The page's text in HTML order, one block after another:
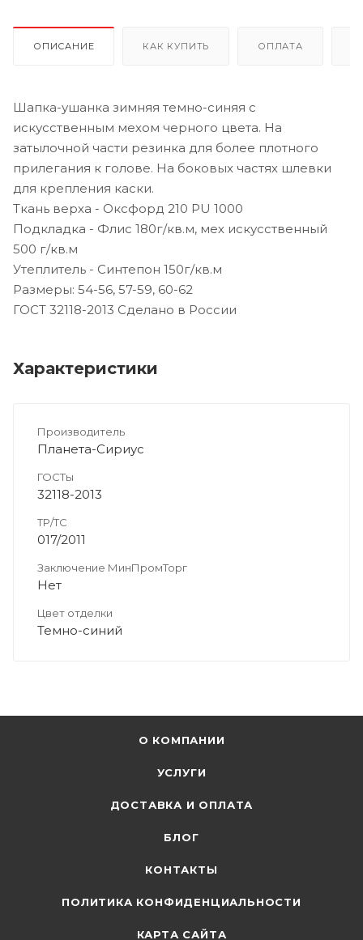
ОПИСАНИЕ КАК КУПИТЬ ОПЛАТА
Шапка-ушанка зимняя темно-синяя с
искусственным мехом черного цвета. На
затылочной части резинка для более плотного
прилегания к голове. На боковых частях шлевки
для крепления каски.
Ткань верха - Оксфорд 210 PU 1000
Подкладка - Флис 180г/кв.м, мех искусственный
500 г/кв.м
Утеплитель - Синтепон 150г/кв.м
Размеры: 54-56, 57-59, 60-62
ГОСТ 32118-2013 Сделано в России
Характеристики
Производитель
Планета-Сириус
ГОСТы
32118-2013
ТР/ТС
017/2011
Заключение МинПромТорг
Нет
Цвет отделки
Темно-синий
О КОМПАНИИ
УСЛУГИ
ДОСТАВКА И ОПЛАТА
БЛОГ
КОНТАКТЫ
ПОЛИТИКА КОНФИДЕНЦИАЛЬНОСТИ
КАРТА САЙТА